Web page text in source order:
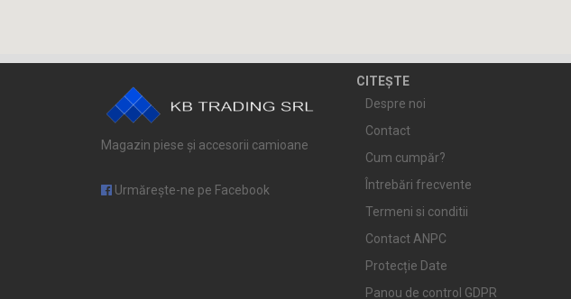
Magazin piese și accesorii camioane
Urmărește-ne pe Facebook
CITEȘTE
Despre noi
Contact
Cum cumpăr?
Întrebări frecvente
Termeni si conditii
Contact ANPC
Protecție Date
Panou de control GDPR